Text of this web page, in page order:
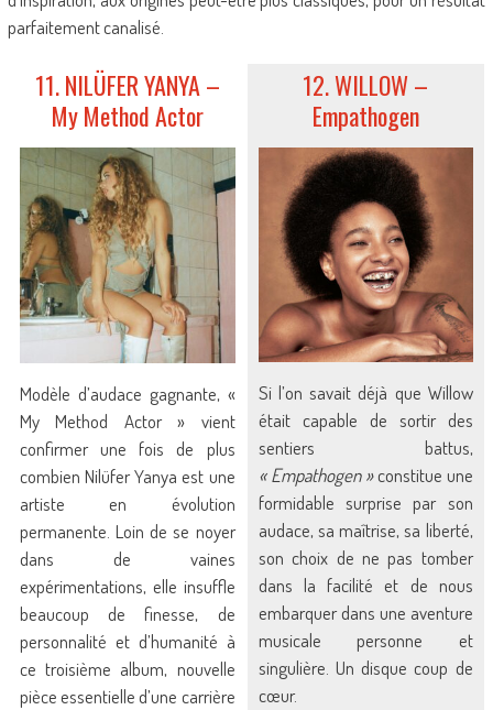
parfaitement canalisé.
11. NILÜFER YANYA –
My Method Actor
Modèle d’audace gagnante, «
My Method Actor » vient
confirmer une fois de plus
combien Nilüfer Yanya est une
artiste en évolution
permanente. Loin de se noyer
dans de vaines
expérimentations, elle insuffle
beaucoup de finesse, de
personnalité et d’humanité à
ce troisième album, nouvelle
pièce essentielle d’une carrière
12. WILLOW –
Empathogen
Si l’on savait déjà que Willow
était capable de sortir des
sentiers battus,
« Empathogen »constitue une
formidable surprise par son
audace, sa maîtrise, sa liberté,
son choix de ne pas tomber
dans la facilité et de nous
embarquer dans une aventure
musicale personne et
singulière. Un disque coup de
cœur.